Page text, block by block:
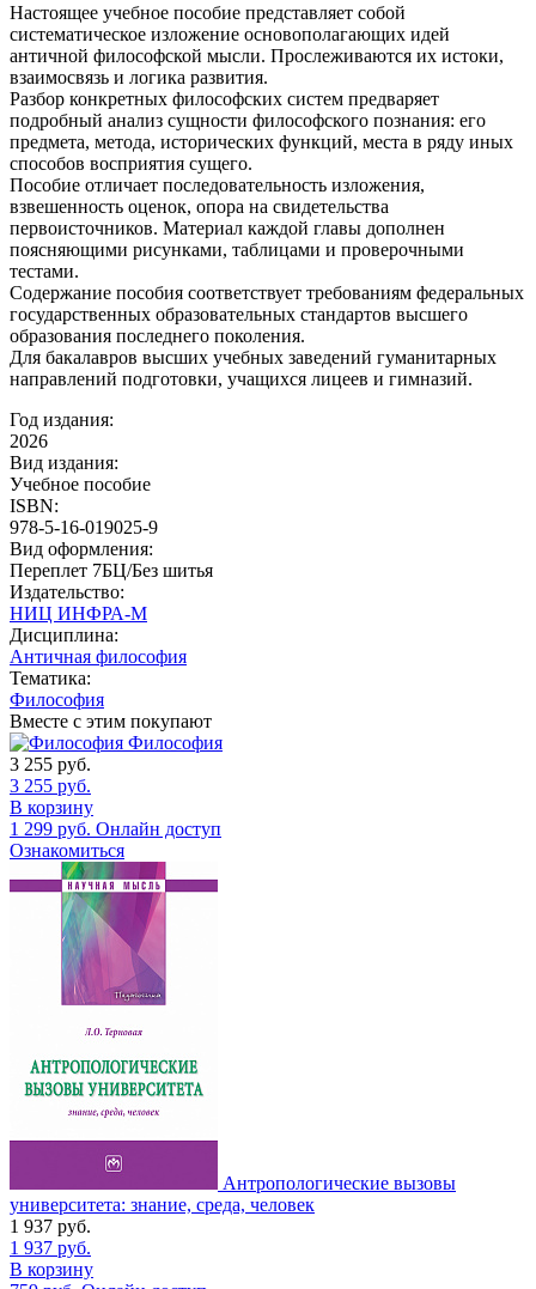
Настоящее учебное пособие представляет собой
систематическое изложение основополагающих идей
античной философской мысли. Прослеживаются их истоки,
взаимосвязь и логика развития.
Разбор конкретных философских систем предваряет
подробный анализ сущности философского познания: его
предмета, метода, исторических функций, места в ряду иных
способов восприятия сущего.
Пособие отличает последовательность изложения,
взвешенность оценок, опора на свидетельства
первоисточников. Материал каждой главы дополнен
поясняющими рисунками, таблицами и проверочными
тестами.
Содержание пособия соответствует требованиям федеральных
государственных образовательных стандартов высшего
образования последнего поколения.
Для бакалавров высших учебных заведений гуманитарных
направлений подготовки, учащихся лицеев и гимназий.
Год издания:
2026
Вид издания:
Учебное пособие
ISBN:
978-5-16-019025-9
Вид оформления:
Переплет 7БЦ/Без шитья
Издательство:
НИЦ ИНФРА-М
Дисциплина:
Античная философия
Тематика:
Философия
Вместе с этим покупают
Философия
3 255 руб.
3 255 руб.
В корзину
1 299 руб. Онлайн доступ
Ознакомиться
Антропологические вызовы
университета: знание, среда, человек
1 937 руб.
1 937 руб.
В корзину